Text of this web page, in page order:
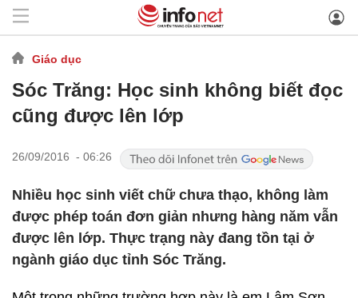
Giáo dục
Sóc Trăng: Học sinh không biết đọc
cũng được lên lớp
26/09/2016 - 06:26
Nhiều học sinh viết chữ chưa thạo, không làm
được phép toán đơn giản nhưng hàng năm vẫn
được lên lớp. Thực trạng này đang tồn tại ở
ngành giáo dục tỉnh Sóc Trăng.